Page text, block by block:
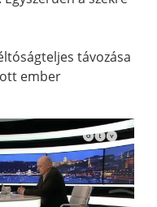
távozása
ember